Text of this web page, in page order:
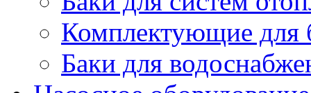
Комплектующие для
Баки для